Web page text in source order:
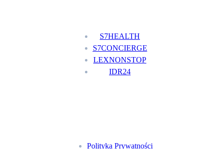
S7HEALTH
S7CONCIERGE
LEXNONSTOP
IDR24
Polityka Prywatności